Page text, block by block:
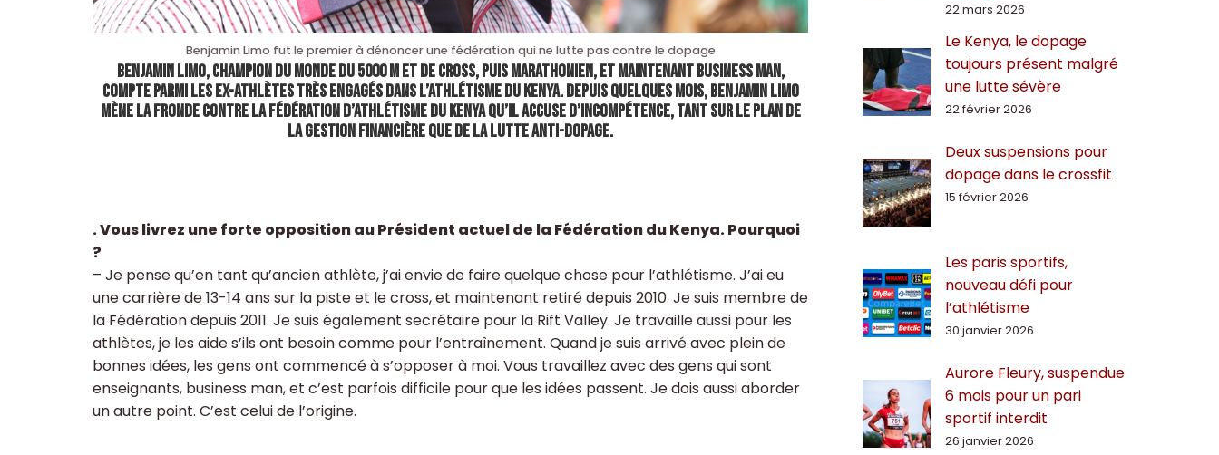
Benjamin Limo fut le premier à dénoncer une fédération qui ne lutte pas contre le dopage
Benjamin Limo, champion du monde du 5000 m et de cross, puis marathonien, et maintenant business man,
compte parmi les ex-athlètes très engagés dans l’athlétisme du Kenya. Depuis quelques mois, Benjamin Limo
mène la fronde contre la Fédération d’athlétisme du Kenya qu’il accuse d’incompétence, tant sur le plan de
la gestion financière que de la lutte anti-dopage.
. Vous livrez une forte opposition au Président actuel de la Fédération du Kenya. Pourquoi
?
– Je pense qu’en tant qu’ancien athlète, j’ai envie de faire quelque chose pour l’athlétisme. J’ai eu
une carrière de 13-14 ans sur la piste et le cross, et maintenant retiré depuis 2010. Je suis membre de
la Fédération depuis 2011. Je suis également secrétaire pour la Rift Valley. Je travaille aussi pour les
athlètes, je les aide s’ils ont besoin comme pour l’entraînement. Quand je suis arrivé avec plein de
bonnes idées, les gens ont commencé à s’opposer à moi. Vous travaillez avec des gens qui sont
enseignants, business man, et c’est parfois difficile pour que les idées passent. Je dois aussi aborder
un autre point. C’est celui de l’origine.
22 mars 2026
Le Kenya, le dopage
toujours présent malgré
une lutte sévère
22 février 2026
Deux suspensions pour
dopage dans le crossfit
15 février 2026
Les paris sportifs,
nouveau défi pour
l’athlétisme
30 janvier 2026
Aurore Fleury, suspendue
6 mois pour un pari
sportif interdit
26 janvier 2026